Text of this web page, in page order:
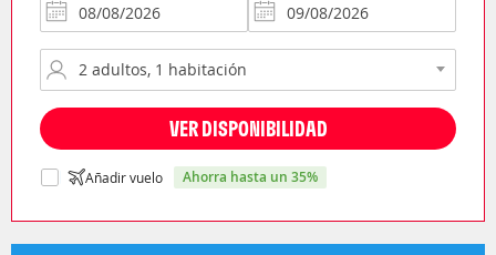
VER DISPONIBILIDAD
Añadir vuelo ahorra hasta un 35%